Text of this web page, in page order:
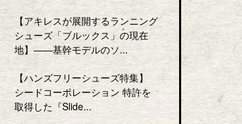
【アキレスが展開するランニング
シューズ「ブルックス」の現在
地】――基幹モデルのソ...
【ハンズフリーシューズ特集】
シードコーポレーション 特許を
取得した『Slide...